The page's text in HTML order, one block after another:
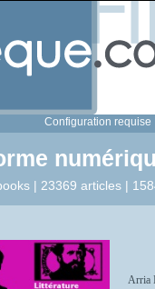
Configuration requise
| 23369 articles |
Arria